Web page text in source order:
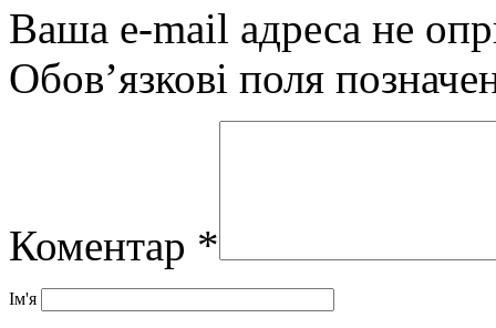
Ваша e-mail адреса не
Обов’язкові поля
Коментар *
Ім'я